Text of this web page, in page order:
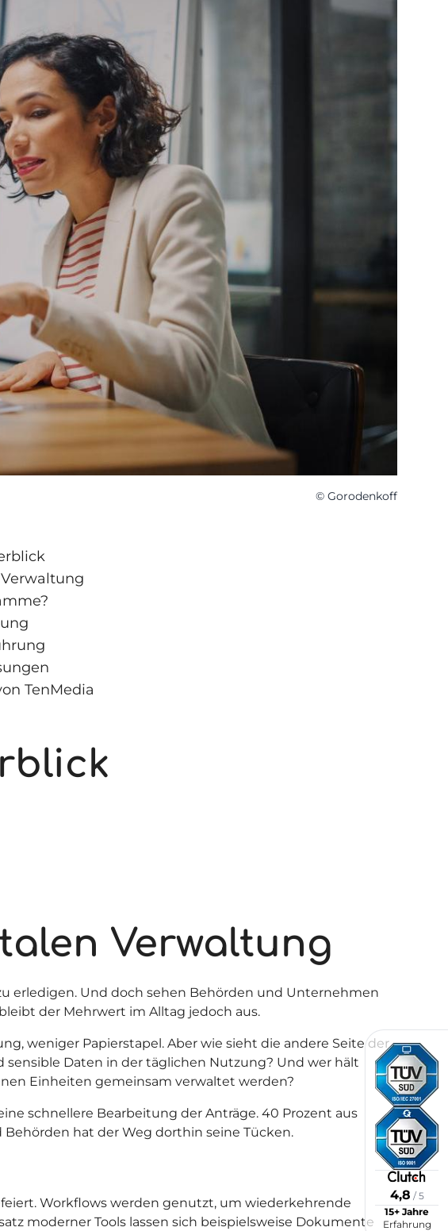
4,8 / 5
15+ Jahre
Erfahrung
© Gorodenkoff
TenMedia
Verwaltung
erledigen. Und doch sehen Behörden und Unternehmen
der Mehrwert im Alltag jedoch aus.
weniger Papierstapel. Aber wie sieht die andere Seite der
sensible Daten in der täglichen Nutzung? Und wer hält
Einheiten gemeinsam verwaltet werden?
schnellere Bearbeitung der Anträge. 40 Prozent aus
hat der Weg dorthin seine Tücken.
Workflows werden genutzt, um wiederkehrende
moderner Tools lassen sich beispielsweise Dokumente